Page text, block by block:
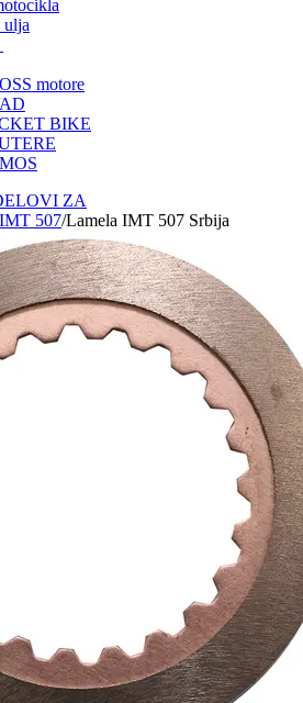
ulja
motore
BIKE
ZA
IMT 507/Lamela IMT 507 Srbija